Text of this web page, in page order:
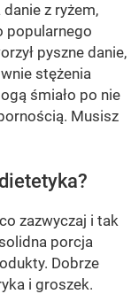
z ryżem,
popularnego
pyszne danie,
stężenia
śmiało po nie
Musisz
zazwyczaj i tak
porcja
Dobrze
i groszek.